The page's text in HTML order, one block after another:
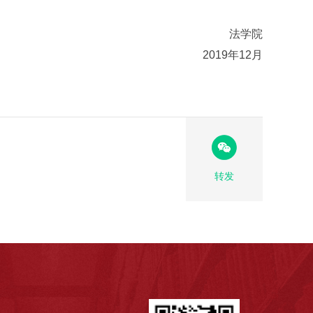
法学院
2019年12月
转发